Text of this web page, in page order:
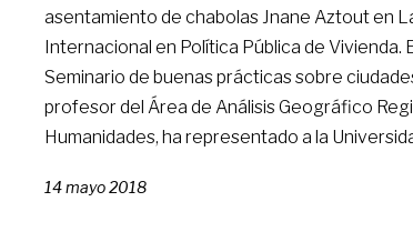
asentamiento de chabolas Jnane Aztout en
Internacional en Política Pública de Vivienda.
Seminario de buenas prácticas sobre
profesor del Área de Análisis Geográfico
Humanidades, ha representado a la
14 mayo 2018